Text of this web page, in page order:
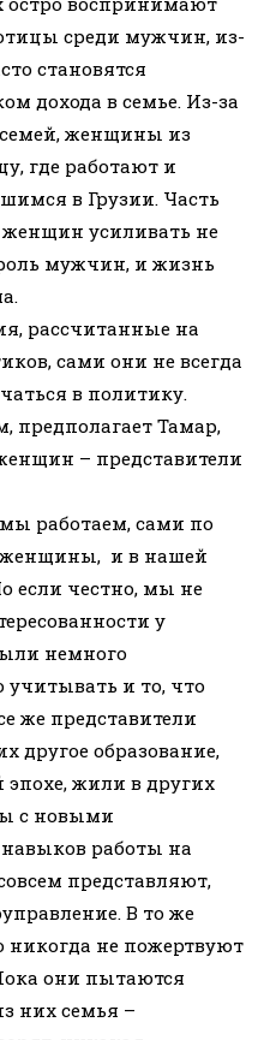
среди мужчин, из-
становятся
дохода в семье. Из-за
семей, женщины из
где работают и
в Грузии. Часть
женщин усиливать не
мужчин, и жизнь
рассчитанные на
сами они не всегда
в политику.
предполагает Тамар,
– представители
работаем, сами по
женщины, и в нашей
если честно, мы не
у
немного
учитывать и то, что
же представители
другое образование,
жили в других
с новыми
работы на
представляют,
В то же
никогда не пожертвуют
они пытаются
них семья –